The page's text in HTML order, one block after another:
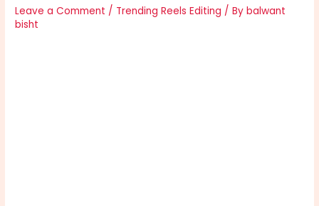
Leave a Comment / Trending Reels Editing / Bybalwant
bisht